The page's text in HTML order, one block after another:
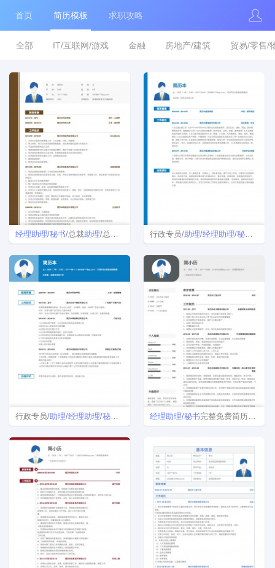
首页 简历模板 求职攻略
全部 IT/互联网/游戏 金融 房地产/建筑 贸易/零售/
经理助理/秘书/总裁助理/总经理 简历模板
行政专员/助理/经理助理/秘书
行政专员/助理/经理助理/秘书 经理助理/秘书完整免费简历模板